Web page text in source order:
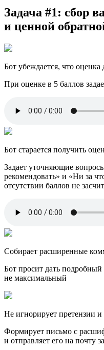
Задача #1: сбор
и ценной
Бот убеждается, что
При оценке в 5 баллов
Бот старается получить
Задает уточняющие
рекомендовать» и «Ни за
отсутствии баллов не
Собирает расширенные
Бот просит дать
не максимальный
Не игнорирует претензии и
Формирует письмо с
и отправляет его на почту